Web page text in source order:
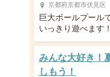
京都府京都市伏見区
巨大ボールプール
いっきり遊べます！
みんな大好き！
しもう！